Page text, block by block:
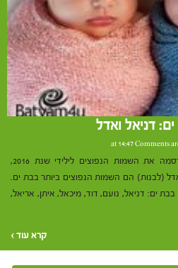
דניאל ואדל
Comments
הלשכה המרכזית לסטטיסטיקה פרסמה את השמות הנפוצים לילידי שנת 2016,
(לבנות) הם השמות הנפוצים ביותר בבת ים.
ים: דניאל, נועם, דוד, מיכאל, איתן, אריאל,
קרא עוד ›